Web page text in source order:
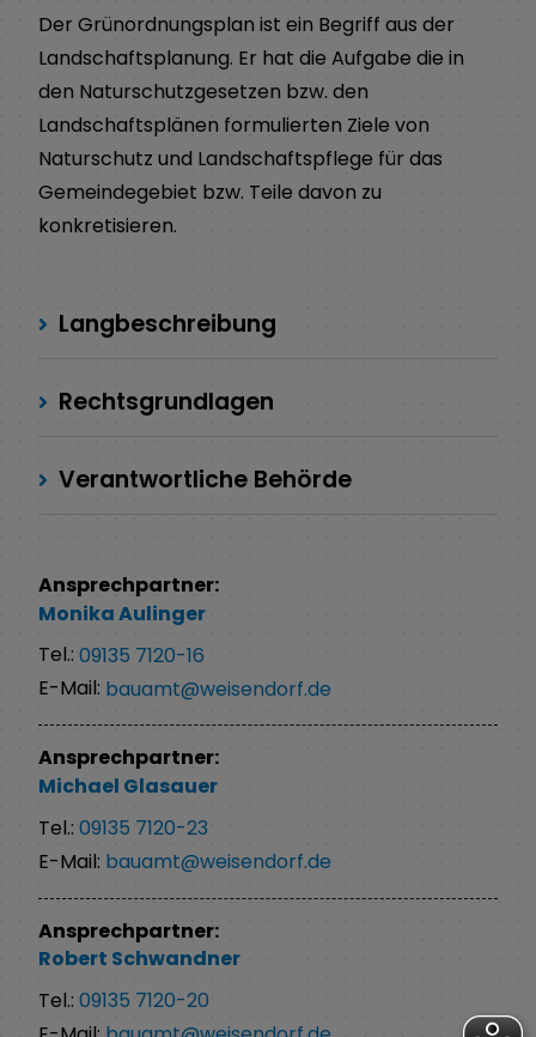
Der Grünordnungsplan ist ein Begriff aus der
Landschaftsplanung. Er hat die Aufgabe die in
den Naturschutzgesetzen bzw. den
Landschaftsplänen formulierten Ziele von
Naturschutz und Landschaftspflege für das
Gemeindegebiet bzw. Teile davon zu
konkretisieren.
Langbeschreibung
Rechtsgrundlagen
Verantwortliche Behörde
Ansprechpartner:
MonikaAulinger
Tel.: 09135 7120-16
E-Mail: bauamt@weisendorf.de
Ansprechpartner:
Michael Glasauer
Tel.: 09135 7120-23
E-Mail: bauamt@weisendorf.de
Ansprechpartner:
Robert Schwandner
Tel.: 09135 7120-20